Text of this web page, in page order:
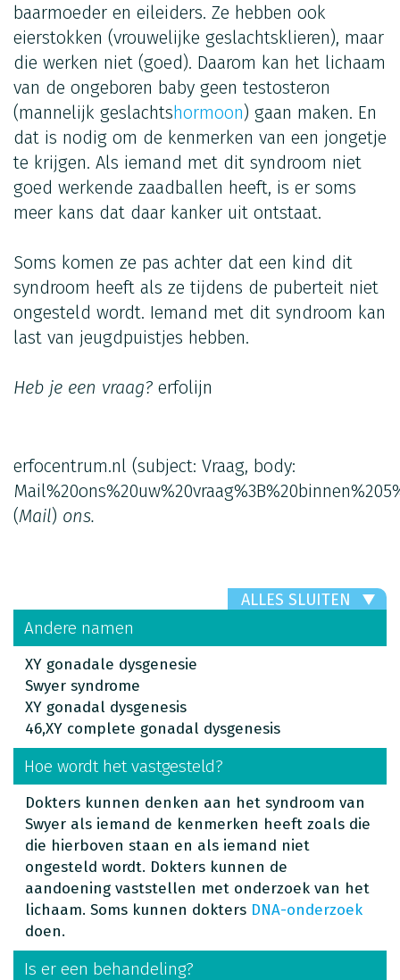
baarmoeder en eileiders. Ze hebben ook
eierstokken (vrouwelijke geslachtsklieren), maar
die werken niet (goed). Daarom kan het lichaam
van de ongeboren baby geen testosteron
(mannelijk geslachtshormoon) gaan maken. En
dat is nodig om de kenmerken van een jongetje
te krijgen. Als iemand met dit syndroom niet
goed werkende zaadballen heeft, is er soms
meer kans dat daar kanker uit ontstaat.
Soms komen ze pas achter dat een kind dit
syndroom heeft als ze tijdens de puberteit niet
ongesteld wordt. Iemand met dit syndroom kan
last van jeugdpuistjes hebben.
Heb je een vraag? erfolijn
erfocentrum.nl (subject: Vraag, body:
(Mail) ons.
ALLES SLUITEN
Andere namen
XY gonadale dysgenesie
Swyer syndrome
XY gonadal dysgenesis
46,XY complete gonadal dysgenesis
Hoe wordt het vastgesteld?
Dokters kunnen denken aan het syndroom van
Swyer als iemand de kenmerken heeft zoals die
die hierboven staan en als iemand niet
ongesteld wordt. Dokters kunnen de
aandoening vaststellen met onderzoek van het
lichaam. Soms kunnen dokters DNA-onderzoek
doen.
Is er een behandeling?